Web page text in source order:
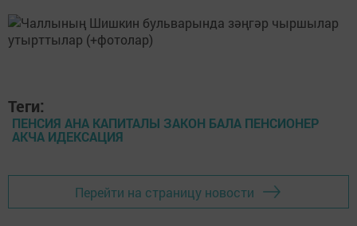
Теги:
ПЕНСИЯ АНА КАПИТАЛЫ ЗАКОН БАЛА ПЕНСИОНЕР
АКЧА ИДЕКСАЦИЯ
Перейти на страницу новости